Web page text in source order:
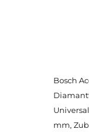
Bosch
mm,